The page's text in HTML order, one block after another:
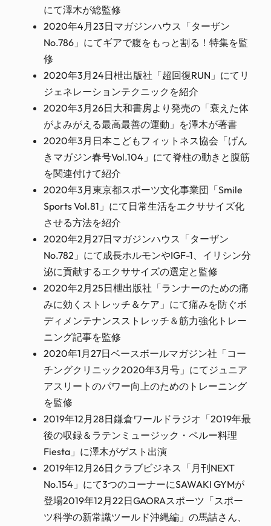
にて澤木が総監修
2020年4月23日マガジンハウス「ターザン
No.786」にてギアで腹をもっと割る！特集を監
修
2020年3月24日枻出版社「超回復RUN」にてリ
ジェネレーションテクニックを紹介
2020年3月26日大和書房より発売の「衰えた体
がよみがえる最高最善の運動」を澤木が著書
2020年3月日本こどもフィットネス協会「げん
きマガジン春号Vol.104」にて脊柱の動きと腹筋
を関連付けて紹介
2020年3月東京都スポーツ文化事業団「Smile
Sports Vol.81」にて日常生活をエクササイズ化
させる方法を紹介
2020年2月27日マガジンハウス「ターザン
No.782」にて成長ホルモンやIGF-1、イリシン分
泌に貢献するエクササイズの選定と監修
2020年2月25日枻出版社「ランナーのための痛
みに効くストレッチ＆ケア」にて痛みを防ぐボ
ディメンテナンスストレッチ＆筋力強化トレー
ニング記事を監修
2020年1月27日ベースボールマガジン社「コー
チングクリニック2020年3月号」にてジュニア
アスリートのパワー向上のためのトレーニング
を監修
2019年12月28日鎌倉ワールドラジオ「2019年最
後の収録＆ラテンミュージック・ペルー料理
Fiesta」に澤木がゲスト出演
2019年12月26日クラブビジネス「月刊NEXT
No.154」にて3つのコーナーにSAWAKI GYMが
登場2019年12月22日GAORAスポーツ「スポー
ツ科学の新常識ツールド沖縄編」の馬詰さん、